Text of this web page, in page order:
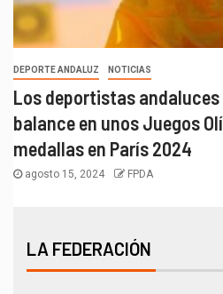
DEPORTE ANDALUZ NOTICIAS
Los deportistas
balance en unos Juegos
medallas en París 2024
agosto 15, 2024 FPDA
LA FEDERACIÓN